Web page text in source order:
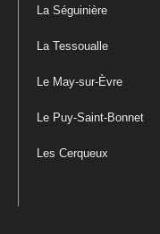
La Séguinière
La Tessoualle
Le May-sur-Èvre
Le Puy-Saint-Bonnet
Les Cerqueux